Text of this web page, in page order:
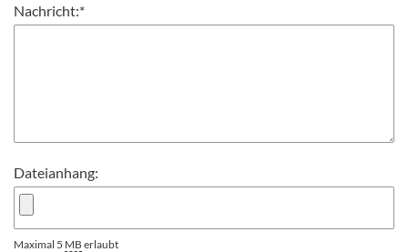
Nachricht:*
Dateianhang:
Maximal 5 MB erlaubt